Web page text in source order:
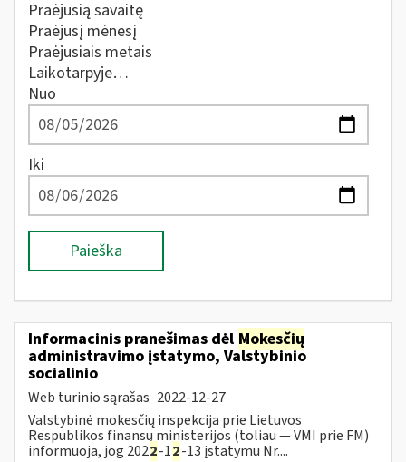
Praėjusią savaitę
Praėjusį mėnesį
Praėjusiais metais
Laikotarpyje…
Nuo
Iki
Paieška
Informacinis pranešimas dėl Mokesčių
administravimo įstatymo, Valstybinio
socialinio
Web turinio sąrašas 2022-12-27
Valstybinė mokesčių inspekcija prie Lietuvos
Respublikos finansų ministerijos (toliau — VMI prie FM)
informuoja, jog 2022-12-13 įstatymu Nr....